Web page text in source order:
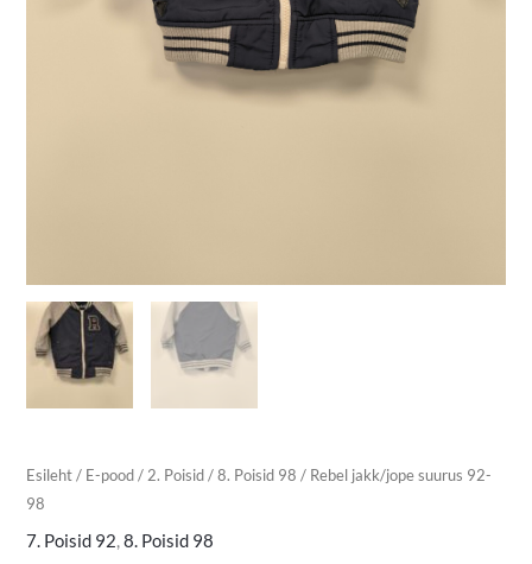
Esileht/ E-pood/ 2. Poisid/8. Poisid 98 / Rebel jakk/jope suurus 92-
98
7. Poisid 92,8. Poisid 98